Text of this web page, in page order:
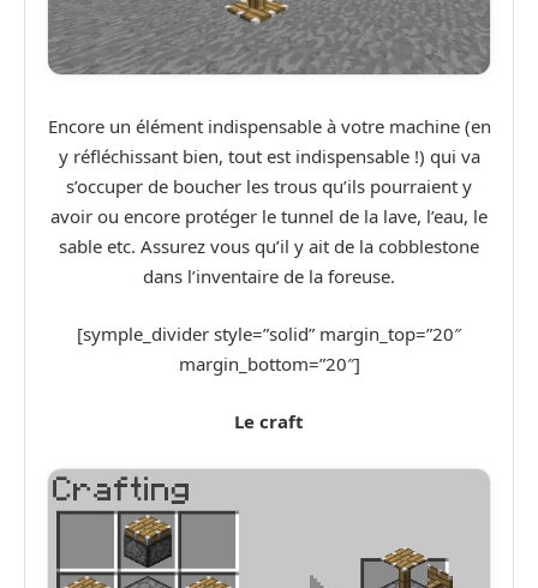
Encore un élément indispensable à votre machine (en
y réfléchissant bien, tout est indispensable !) qui va
s’occuper de boucher les trous qu’ils pourraient y
avoir ou encore protéger le tunnel de la lave, l’eau, le
sable etc. Assurez vous qu’il y ait de la cobblestone
dans l’inventaire de la foreuse.
[symple_divider style=”solid” margin_top=”20″
margin_bottom=”20″]
Le craft